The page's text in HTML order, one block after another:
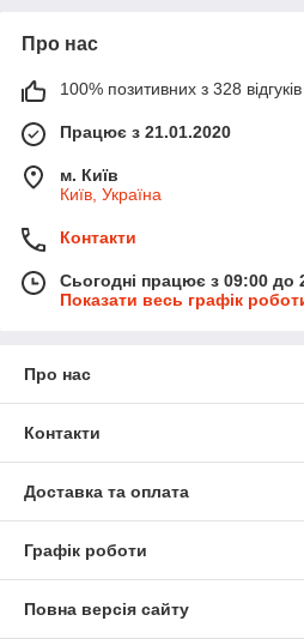
Про нас
100% позитивних з 328 відгуків
Працює з 21.01.2020
м. Київ
Київ, Україна
Контакти
Сьогодні працює з 09:00 до
Показати весь графік
Про нас
Контакти
Доставка та оплата
Графік роботи
Повна версія сайту